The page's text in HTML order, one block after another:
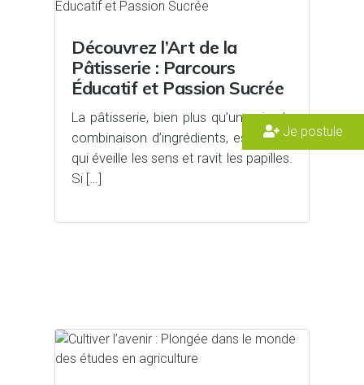
Découvrez l’Art de la
Pâtisserie : Parcours
Éducatif et Passion Sucrée
La pâtisserie, bien plus qu’une simple
combinaison d’ingrédients, est un art
qui éveille les sens et ravit les papilles.
Si […]
Je postule